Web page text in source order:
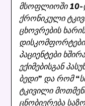
მსოფლიოში 10-
ქრონიკული
ცხოვრების
პაციენტები
ექიმებისგან
ბედი” და რომ
ტკივილი
ცნობიერება